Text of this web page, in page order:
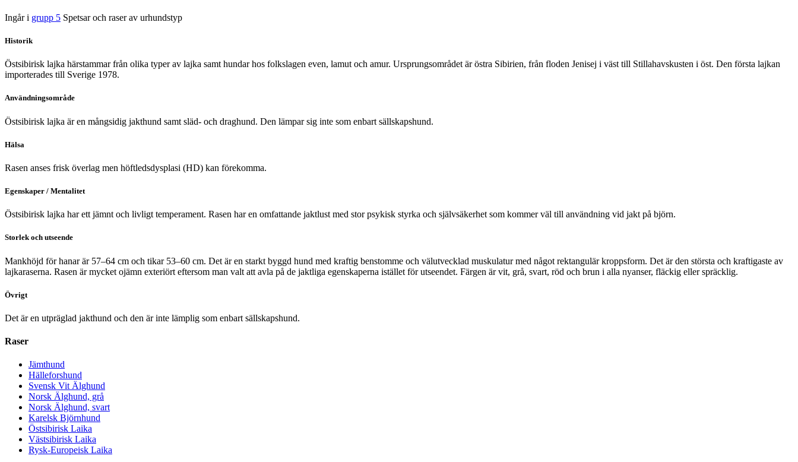
Ingår i grupp 5 Spetsar och raser av urhundstyp
Historik
Östsibirisk lajka härstammar från olika typer av lajka samt hundar hos folkslagen even, lamut och amur. Ursprungsområdet är östra Sibirien, från floden Jenisej i väst till Stillahavskusten i öst. Den första lajkan
importerades till Sverige 1978.
Användningsområde
Östsibirisk lajka är en mångsidig jakthund samt släd- och draghund. Den lämpar sig inte som enbart sällskapshund.
Hälsa
Rasen anses frisk överlag men höftledsdysplasi (HD) kan förekomma.
Egenskaper / Mentalitet
Östsibirisk lajka har ett jämnt och livligt temperament. Rasen har en omfattande jaktlust med stor psykisk styrka och självsäkerhet som kommer väl till användning vid jakt på björn.
Storlek och utseende
Mankhöjd för hanar är 57–64 cm och tikar 53–60 cm. Det är en starkt byggd hund med kraftig benstomme och välutvecklad muskulatur med något rektangulär kroppsform. Det är den största och kraftigaste av
lajkaraserna. Rasen är mycket ojämn exteriört eftersom man valt att avla på de jaktliga egenskaperna istället för utseendet. Färgen är vit, grå, svart, röd och brun i alla nyanser, fläckig eller spräcklig.
Övrigt
Det är en utpräglad jakthund och den är inte lämplig som enbart sällskapshund.
Raser
Jämthund
Hälleforshund
Svensk Vit Älghund
Norsk Älghund, grå
Norsk Älghund, svart
Karelsk Björnhund
Östsibirisk Laika
Västsibirisk Laika
Rysk-Europeisk Laika